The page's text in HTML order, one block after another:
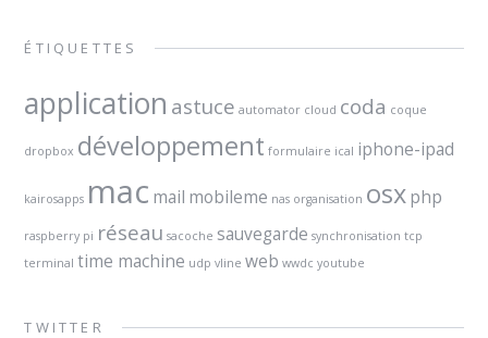
ÉTIQUETTES
application astuce automator cloud coda coque
dropbox développement formulaire ical iphone-ipad
kairosapps mac mail mobileme nas organisation osxphp
raspberry pi réseau sacoche sauvegarde synchronisation tcp
terminal time machine udp vline web wwdc youtube
TWITTER